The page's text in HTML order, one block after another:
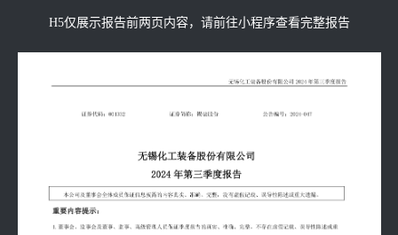
H5仅展示报告前两页内容，请前往小程序查看完整报告